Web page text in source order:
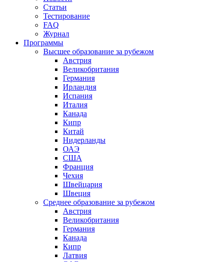
Статьи
Тестирование
FAQ
Журнал
Программы
Высшее образование за рубежом
Австрия
Великобритания
Германия
Ирландия
Испания
Италия
Канада
Кипр
Китай
Нидерланды
ОАЭ
США
Франция
Чехия
Швейцария
Швеция
Среднее образование за рубежом
Австрия
Великобритания
Германия
Канада
Кипр
Латвия